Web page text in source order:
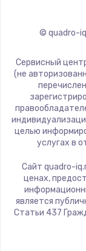
© quadro-
Сервисный
(не
целью
услугах в
Сайт quadro-
ценах,
является
Статьи 437